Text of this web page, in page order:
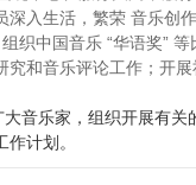
深入生活，繁荣 音乐创
织中国音乐 “华语奖”
和音乐评论工作；开
音乐家，组织开展有
作计划 。